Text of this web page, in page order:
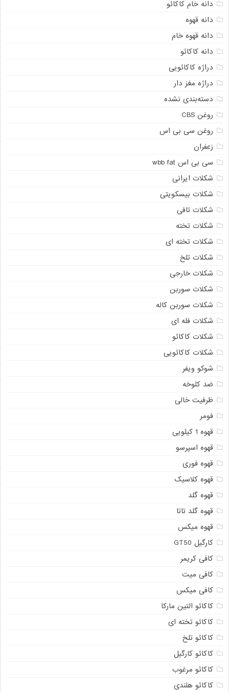
دانه خام کاکائو
دانه قهوه
دانه قهوه خام
دانه کاکائو
دراژه کاکائویی
دراژه مغز دار
دسته‌بندی نشده
روغن CBS
روغن سی بی اس
زعفران
سی بی اس wbb fat
شکلات ایرانی
شکلات بیسکویتی
شکلات تافی
شکلات تخته
شکلات تخته ای
شکلات تلخ
شکلات خارجی
شکلات سوربن
شکلات سوربن کاله
شکلات فله ای
شکلات کاکائو
شکلات کاکائویی
شوکو ویفر
ضد کلوخه
ظرفیت خالی
فومر
قهوه 1 کیلویی
قهوه اسپرسو
قهوه فوری
قهوه کلاسیک
قهوه گلد
قهوه گلد تاتا
قهوه میکس
کارگیل GT50
کافی کریمر
کافی میت
کافی میکس
کاکائو التین مارکا
کاکائو تخته ای
کاکائو تلخ
کاکائو کارگیل
کاکائو مرغوب
کاکائو هلندی